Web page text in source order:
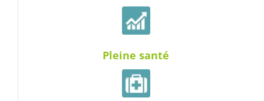
Pleine santé